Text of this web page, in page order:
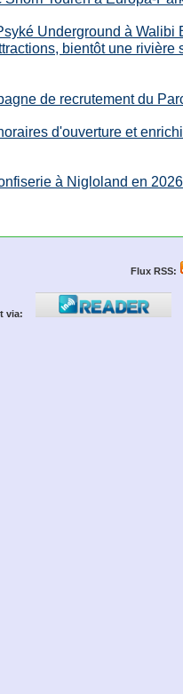
Underground à Walibi
bientôt une rivière
de recrutement du
d'ouverture et
à Nigloland en 2026
Flux RSS:
via: